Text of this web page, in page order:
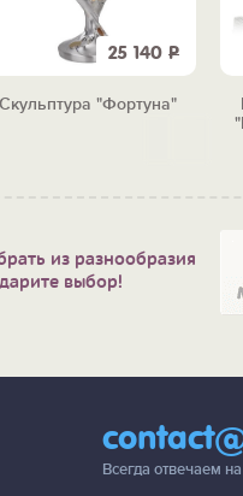
25 140 Р
Скульптура "Фортуна"
из разнообразия
выбор!
Всегда отвечаем